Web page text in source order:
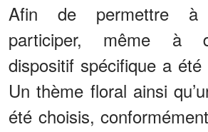
Afin de permettre à
participer, même à
dispositif spécifique a
Un thème floral ainsi
été choisis,